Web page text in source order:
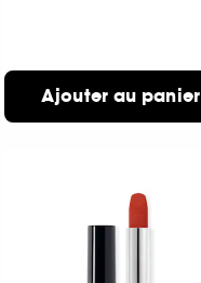
Ajouter au panier